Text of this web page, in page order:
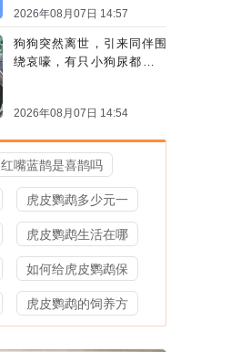
2026年08月07日 14:57
狗狗突然离世，引来同伴围
绕哀嚎，有只小狗尿都没撒
2026年08月07日 14:54
红嘴蓝鹊是喜鹊吗
虎皮鹦鹉多少元一
虎皮鹦鹉生活在哪
如何给虎皮鹦鹉保
虎皮鹦鹉的饲养方